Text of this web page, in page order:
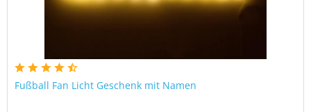
Fußball Fan Licht Geschenk mit Namen